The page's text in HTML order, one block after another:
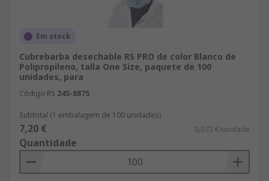
Em stock
Cubrebarba desechable RS PRO de color Blanco de
Polipropileno, talla One Size, paquete de 100
unidades, para
Código RS 245-8875
Subtotal (1 embalagem de 100 unidades)
7,20 € 0,072 €/unidade
Quantidade